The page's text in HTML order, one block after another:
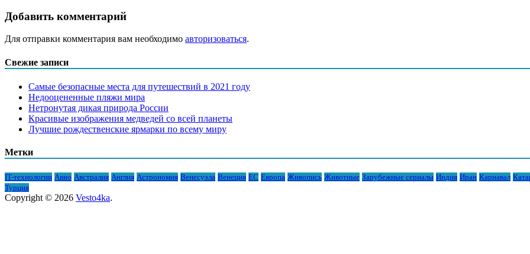
Добавить комментарий
Для отправки комментария вам необходимо авторизоваться.
Свежие записи
Самые безопасные места для путешествий в 2021 году
Недооцененные пляжи мира
Нетронутая дикая природа России
Красивые изображения медведей со всей планеты
Лучшие рождественские ярмарки по всему миру
Метки
IT-технологии Авио Австралия Англия Астрономия Венесуэла Венеция ЕС Европа Живопись Животные Зарубежные сериалы Индия Иран Карнавал
Турция
Copyright © 2026 Vesto4ka.